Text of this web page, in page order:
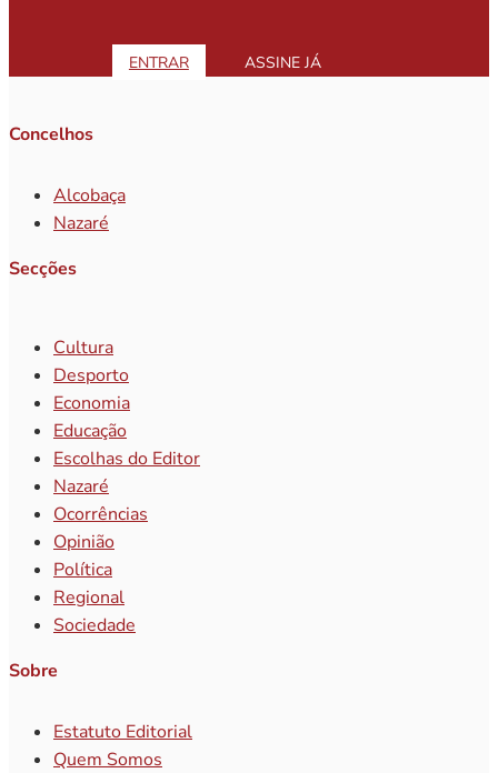
ENTRAR ASSINE JÁ
Concelhos
Alcobaça
Nazaré
Secções
Cultura
Desporto
Economia
Educação
Escolhas do Editor
Nazaré
Ocorrências
Opinião
Política
Regional
Sociedade
Sobre
Estatuto Editorial
Quem Somos